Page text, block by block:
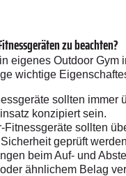
zu beachten?
eigenes Outdoor Gym
wichtige
sollten immer
konzipiert sein.
Fitnessgeräte sollten
geprüft
beim Auf- und
ähnlichem Belag